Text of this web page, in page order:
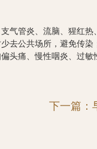
气管炎、流脑、猩红
去公共场所，避免传
头痛、慢性咽炎、过
下一篇：